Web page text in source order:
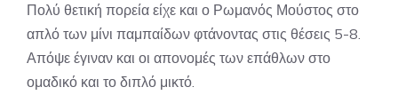
Πολύ θετική πορεία είχε και ο Ρωμανός Μούστος στο
απλό των μίνι παμπαίδων φτάνοντας στις θέσεις 5-8.
Απόψε έγιναν και οι απονομές των επάθλων στο
ομαδικό και το διπλό μικτό.